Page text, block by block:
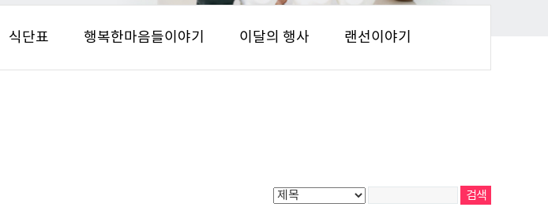
식단표 행복한마음들이야기 이달의 행사 랜선이야기